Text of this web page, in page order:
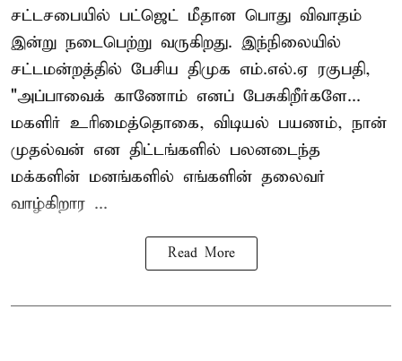
சட்டசபையில் பட்ஜெட் மீதான பொது விவாதம்
இன்று நடைபெற்று வருகிறது. இந்நிலையில்
சட்டமன்றத்தில் பேசிய திமுக எம்.எல்.ஏ ரகுபதி,
"அப்பாவைக் காணோம் எனப் பேசுகிறீர்களே...
மகளிர் உரிமைத்தொகை, விடியல் பயணம், நான்
முதல்வன் என திட்டங்களில் பலனடைந்த
மக்களின் மனங்களில் எங்களின் தலைவர்
வாழ்கிறார ...
Read More